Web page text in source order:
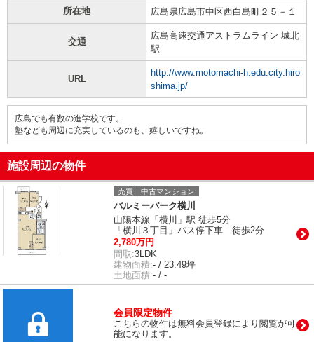
所在地 広島県広島市中区西白島町２５－１
交通
広島高速交通アストラムライン 城北
駅
URL
http://www.motomachi-h.edu.city.hiro
shima.jp/
広島でも有数の進学校です。
塾なども周辺に充実しているのも、嬉しいですね。
施設周辺の物件
売買｜中古マンション
バルミーパーク横川
山陽本線「横川」駅 徒歩5分
「横川３丁目」バス停下車 徒歩2分
2,780万円
間取:3LDK
建物面積:- / 23.49坪
土地面積:- / -
会員限定物件
こちらの物件は無料会員登録により閲覧が可
能になります。